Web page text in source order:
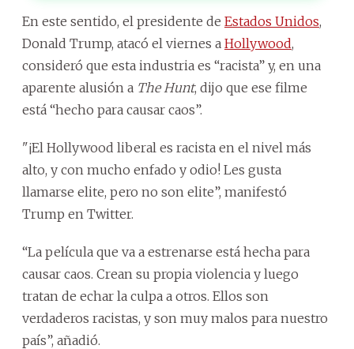
En este sentido, el presidente de Estados Unidos,
Donald Trump, atacó el viernes a Hollywood,
consideró que esta industria es “racista” y, en una
aparente alusión a The Hunt, dijo que ese filme
está “hecho para causar caos”.
"¡El Hollywood liberal es racista en el nivel más
alto, y con mucho enfado y odio! Les gusta
llamarse elite, pero no son elite”, manifestó
Trump en Twitter.
“La película que va a estrenarse está hecha para
causar caos. Crean su propia violencia y luego
tratan de echar la culpa a otros. Ellos son
verdaderos racistas, y son muy malos para nuestro
país”, añadió.